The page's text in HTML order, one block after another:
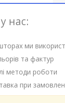
нас:
ми
та фактур
методи роботи
при